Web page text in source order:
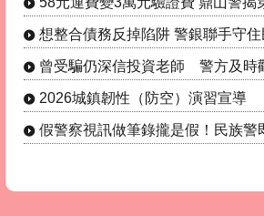
2026城鎮韌性（防空）演習宣導